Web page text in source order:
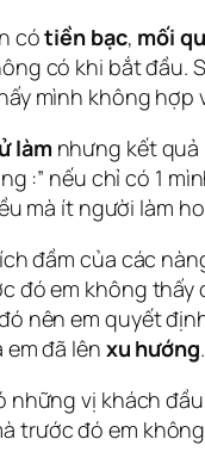
cótiền bạc, mối
có khi bắt đầu.
mình không hợp
làmnhưng kết quả
:” nếu chỉ có 1
mà ít người làm
đầm của các
đó em không thấy
nên em quyết
đã lên xu hướng.
những vị khách
trước đó em